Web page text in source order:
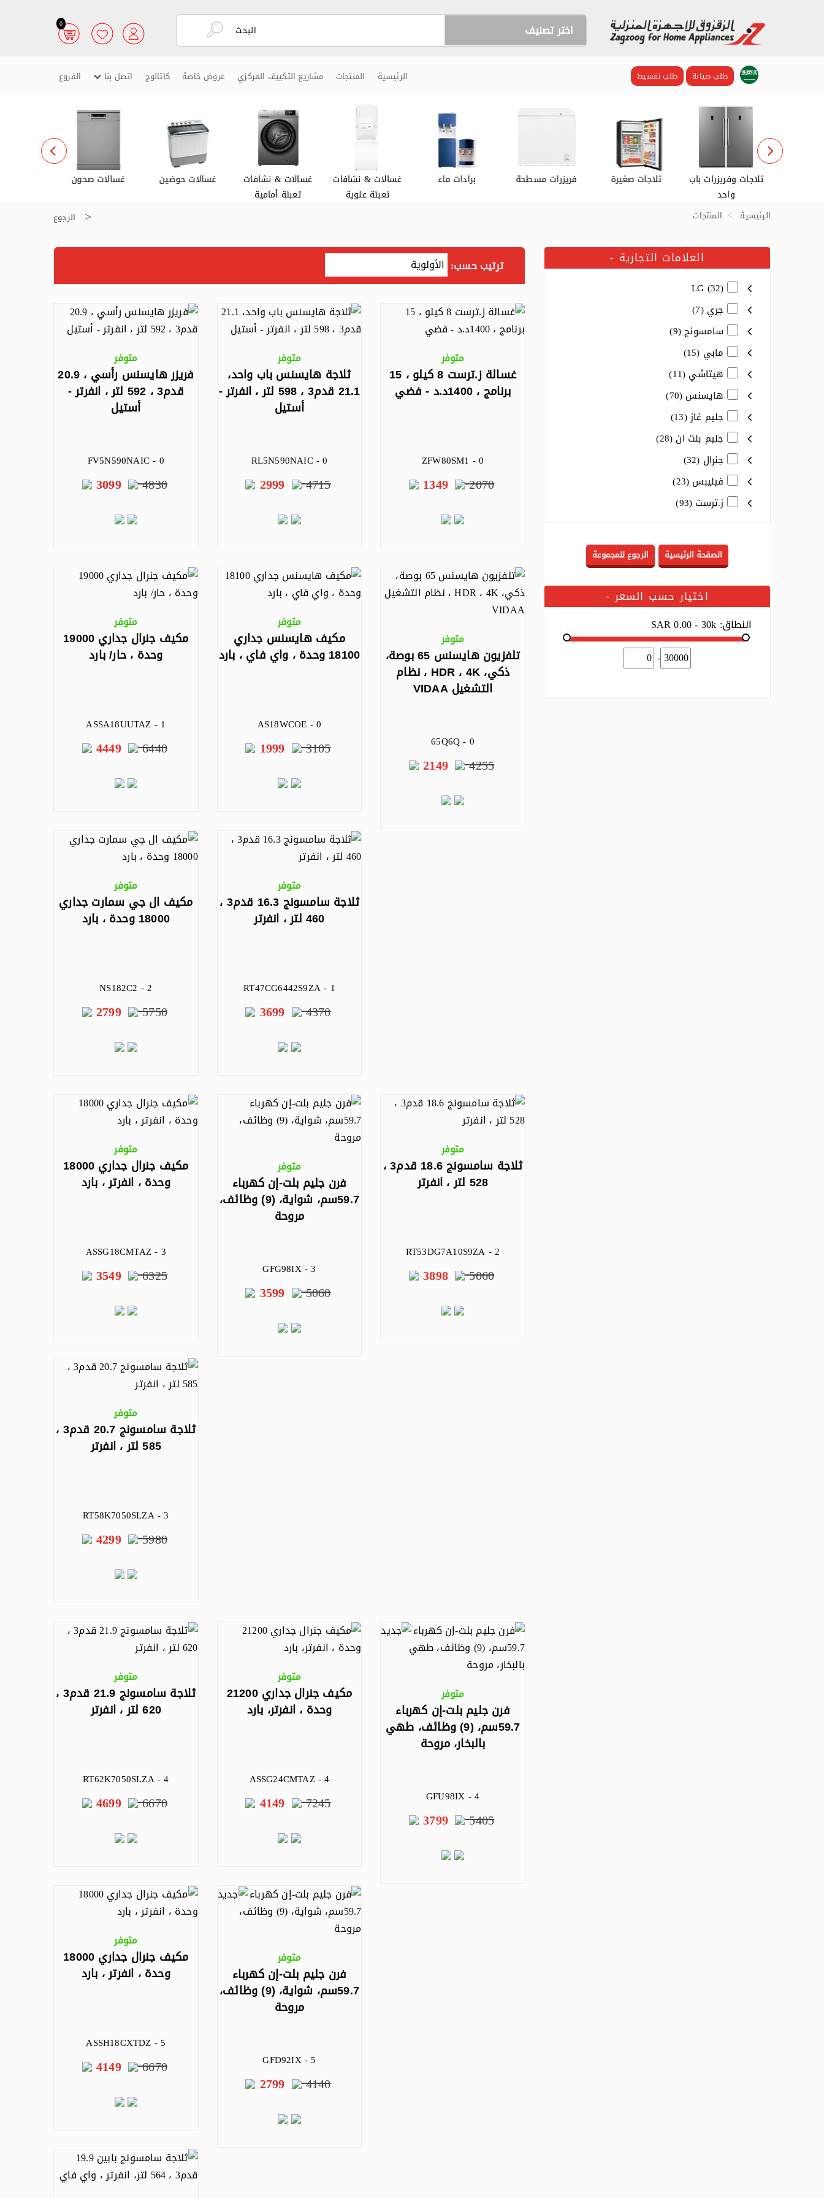
اختر تصنيف 0
طلب صيانة طلب تقسيط الرئيسية المنتجات مشاريع التكييف المركزي عروض خاصة كاتالوج اتصل بنا الفروع
ثلاجات وفريزرات باب
واحد
ثلاجات صغيرة فريزرات مسطحة برادات ماء
غسالات & نشافات
تعبئة علوية
غسالات & نشافات
تعبئة أمامية
غسالات حوضين غسالات صحون
الرئيسية المنتجات الرجوع
العلامات التجارية -
جري (7)
سامسونج (9)
مابي (15)
هيتاشي (11)
هايسنس (70)
جليم غاز (13)
جليم بلت ان (28)
جنرال (32)
فيليبس (23)
ز.ترست (93)
اختيار حسب السعر -
النطاق: SAR 0.00 - 30k
-
ترتيب حسب:
متوفر
غسالة ز.ترست 8 كيلو ، 15
برنامج ، 1400د.د - فضي
ZFW80SM1 - 0
2070
1349
متوفر
ثلاجة هايسنس باب واحد،
21.1 قدم3 ، 598 لتر ، انفرتر -
أستيل
RL5N590NAIC - 0
4715
2999
متوفر
فريزر هايسنس رأسي ، 20.9
قدم3 ، 592 لتر ، انفرتر -
أستيل
FV5N590NAIC - 0
4830
3099
متوفر
تلفزيون هايسنس 65 بوصة،
ذكي، HDR ، 4K ، نظام
التشغيل VIDAA
65Q6Q - 0
4255
2149
متوفر
مكيف هايسنس جداري
18100 وحدة ، واي فاي ، بارد
AS18WCOE - 0
3105
1999
متوفر
مكيف جنرال جداري 19000
وحدة ، حار/ بارد
ASSA18UUTAZ - 1
6440
4449
متوفر
ثلاجة سامسونج 16.3 قدم3 ،
460 لتر ، انفرتر
RT47CG6442S9ZA - 1
4370
3699
متوفر
مكيف ال جي سمارت جداري
18000 وحدة ، بارد
NS182C2 - 2
5750
2799
متوفر
ثلاجة سامسونج 18.6 قدم3 ،
528 لتر ، انفرتر
RT53DG7A10S9ZA - 2
5060
3898
متوفر
فرن جليم بلت-إن كهرباء
59.7سم، شواية، (9) وظائف،
مروحة
GFG98IX - 3
5060
3599
متوفر
مكيف جنرال جداري 18000
وحدة ، انفرتر ، بارد
ASSG18CMTAZ - 3
6325
3549
متوفر
ثلاجة سامسونج 20.7 قدم3 ،
585 لتر ، انفرتر
RT58K7050SLZA - 3
5980
4299
متوفر
فرن جليم بلت-إن كهرباء
59.7سم، (9) وظائف، طهي
بالبخار، مروحة
GFU98IX - 4
5405
3799
متوفر
مكيف جنرال جداري 21200
وحدة ، انفرتر، بارد
ASSG24CMTAZ - 4
7245
4149
متوفر
ثلاجة سامسونج 21.9 قدم3 ،
620 لتر ، انفرتر
RT62K7050SLZA - 4
6670
4699
متوفر
فرن جليم بلت-إن كهرباء
59.7سم، شواية، (9) وظائف،
مروحة
GFD92IX - 5
4140
2799
متوفر
مكيف جنرال جداري 18000
وحدة ، انفرتر ، بارد
ASSH18CXTDZ - 5
6670
4149